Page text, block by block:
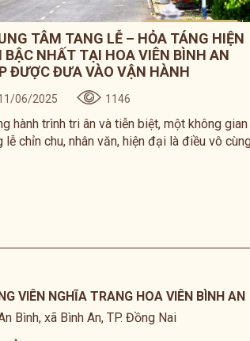
TÂM TANG LỄ – HỎA TÁNG HIỆN
BẬC NHẤT TẠI HOA VIÊN BÌNH AN
ĐƯỢC ĐƯA VÀO VẬN HÀNH
06/2025 1146
hành trình tri ân và tiễn biệt, một không gian
lễ chỉn chu, nhân văn, hiện đại là điều vô
VIÊN NGHĨA TRANG HOA VIÊN BÌNH AN
Bình, xã Bình An, TP. Đồng Nai